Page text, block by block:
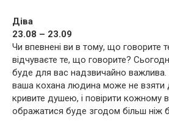
Діва
23.08 – 23.09
Чи впевнені ви в тому, що говорите
відчуваєте те, що говорите?
буде для вас надзвичайно
ваша кохана людина може не взяти
кривите душею, і повірити кожному
ображатися буде згодом більш ніж